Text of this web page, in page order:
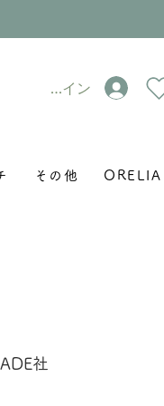
ログイン
その他 ORELIA
社